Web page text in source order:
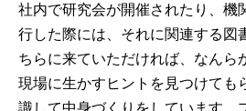
社内で研究会が開催されたり、機
行した際には、それに関連する図
ちらに来ていただければ、なんら
現場に生かすヒントを見つけても